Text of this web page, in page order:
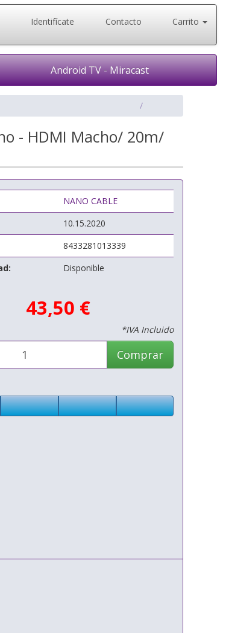
Identifícate Contacto Carrito
Android TV - Miracast
- HDMI Macho/ 20m/
NANO CABLE
10.15.2020
8433281013339
Disponible
43,50 €
*IVA Incluido
Comprar